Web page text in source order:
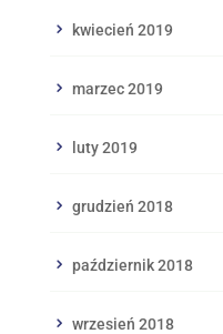
kwiecień 2019
marzec 2019
luty 2019
grudzień 2018
październik 2018
wrzesień 2018